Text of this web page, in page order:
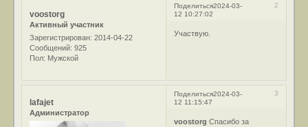
Поделиться 2
2024-03-
12 10:27:02
voostorg
Активный участник
Зарегистрирован: 2014-04-22
Сообщений: 925
Пол: Мужской
Участвую.
Поделиться 3
2024-03-
12 11:15:47
lafajet
Администратор
voostorg Спасибо за